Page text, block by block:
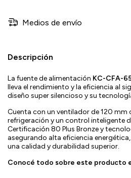
Medios de envío
Descripción
La fuente de alimentación KC-CFA-
lleva el rendimiento y la eficiencia al
diseño super silencioso y su
Cuenta con un ventilador de 120
refrigeración y un control inteligente
Certificación 80 Plus Bronze y
asegurando alta eficiencia
una calidad y durabilidad superior.
Conocé todo sobre este producto